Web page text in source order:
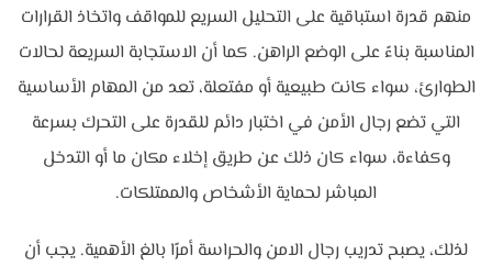
منهم قدرة استباقية على التحليل السريع للمواقف واتخاذ القرارات
المناسبة بناءً على الوضع الراهن. كما أن الاستجابة السريعة لحالات
الطوارئ، سواء كانت طبيعية أو مفتعلة، تعد من المهام الأساسية
التي تضع رجال الأمن في اختبار دائم للقدرة على التحرك بسرعة
وكفاءة، سواء كان ذلك عن طريق إخلاء مكان ما أو التدخل
المباشر لحماية الأشخاص والممتلكات.
لذلك، يصبح تدريب رجال الامن والحراسة أمرًا بالغ الأهمية. يجب أن